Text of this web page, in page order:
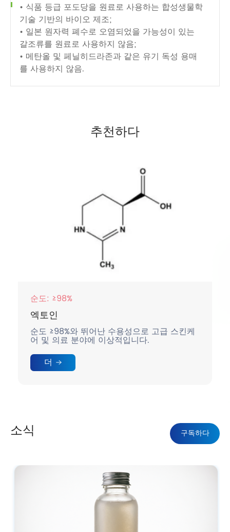
• 식품 등급 포도당을 원료로 사용하는 합성생물학
기술 기반의 바이오 제조;
• 일본 원자력 폐수로 오염되었을 가능성이 있는
갈조류를 원료로 사용하지 않음;
• 메탄올 및 페닐히드라존과 같은 유기 독성 용매
를 사용하지 않음.
추천하다
순도: ≥98%
엑토인
순도 ≥98%와 뛰어난 수용성으로 고급 스킨케
어 및 의료 분야에 이상적입니다.
더
소식 구독하다